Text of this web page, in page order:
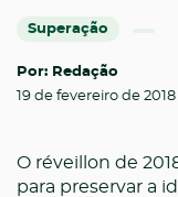
Superação
Por: Redação
19 de fevereiro de 2018
O réveillon de
para preservar a